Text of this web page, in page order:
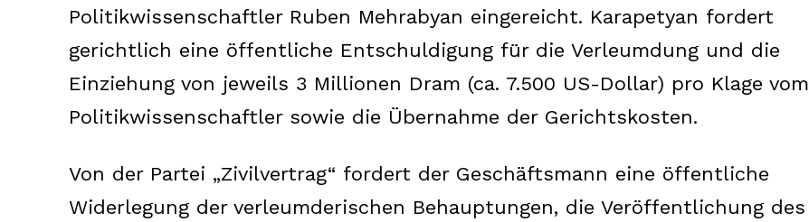
Politikwissenschaftler Ruben Mehrabyan eingereicht. Karapetyan fordert
gerichtlich eine öffentliche Entschuldigung für die Verleumdung und die
Einziehung von jeweils 3 Millionen Dram (ca. 7.500 US-Dollar) pro Klage vom
Politikwissenschaftler sowie die Übernahme der Gerichtskosten.
Von der Partei „Zivilvertrag“ fordert der Geschäftsmann eine öffentliche
Widerlegung der verleumderischen Behauptungen, die Veröffentlichung des